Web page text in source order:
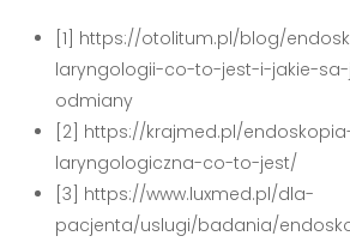
[1] https://otolitum.pl/blog/
laryngologii-co-to-jest-i-jakie-
odmiany
[2] https://krajmed.pl/
laryngologiczna-co-to-jest/
[3] https://www.luxmed.pl/dla-
pacjenta/uslugi/badania/